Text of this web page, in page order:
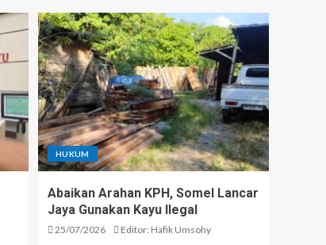
HUKUM
Abaikan Arahan KPH, Somel Lancar
Jaya Gunakan Kayu Ilegal
25/07/2026 Editor: Hafik Umsohy